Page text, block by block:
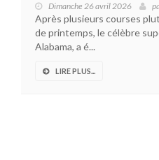
Dimanche 26 avril 2026
Après plusieurs courses
de printemps, le célèbre
Alabama, a é...
LIRE PLUS...